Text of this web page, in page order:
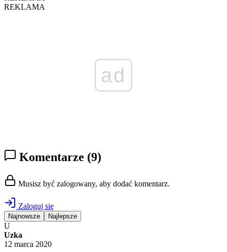
REKLAMA
ad
Komentarze (9)
Musisz być zalogowany, aby dodać komentarz.
Zaloguj się
Najnowsze Najlepsze
U
Uzka
12 marca 2020